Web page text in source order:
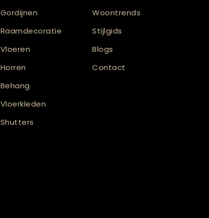
Gordijnen
Raamdecoratie
Vloeren
Horren
Behang
Vloerkleden
Shutters
Woontrends
Stijlgids
Blogs
Contact